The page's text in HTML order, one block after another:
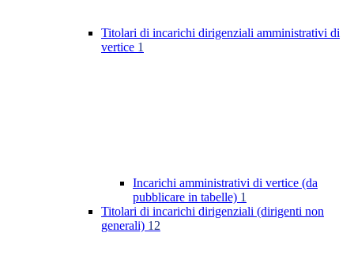
Titolari di incarichi dirigenziali amministrativi di
vertice 1
Incarichi amministrativi di vertice (da
pubblicare in tabelle) 1
Titolari di incarichi dirigenziali (dirigenti non
generali) 12